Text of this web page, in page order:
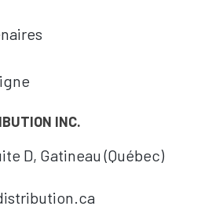
INC.
D, Gatineau (Québec)